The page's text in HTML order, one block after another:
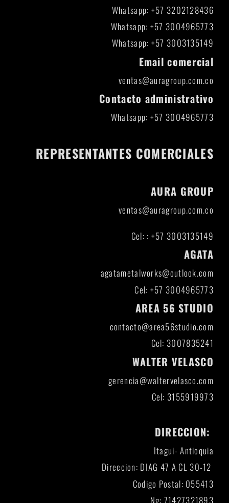
Whatsapp: +57 3202128436
Whatsapp: +57 3004965773
Whatsapp: +57 3003135149
Email comercial
ventas@auragroup.com.co
Contacto administrativo
Whatsapp: +57 3004965773
REPRESENTANTES COMERCIALES
AURA GROUP
ventas@auragroup.com.co
Cel: : +57 3003135149
AGATA
agatametalworks@outlook.com
Cel: +57 3004965773
AREA 56 STUDIO
contacto@area56studio.com
Cel: 3007835241
WALTER VELASCO
gerencia@waltervelasco.com
Cel: 3155919973
DIRECCION:
Itagui- Antioquia
Direccion: DIAG 47 A CL 30-12
Codigo Postal: 055413
Ng: 71427321893